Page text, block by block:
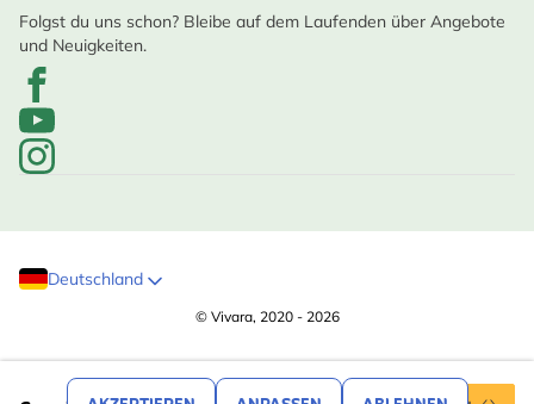
Folgst du uns schon? Bleibe auf dem Laufenden über Angebote
und Neuigkeiten.
Deutschland
© Vivara, 2020 - 2026